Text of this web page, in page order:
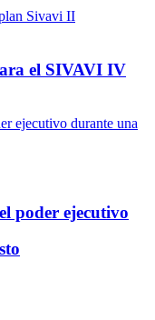
el SIVAVI IV
poder ejecutivo